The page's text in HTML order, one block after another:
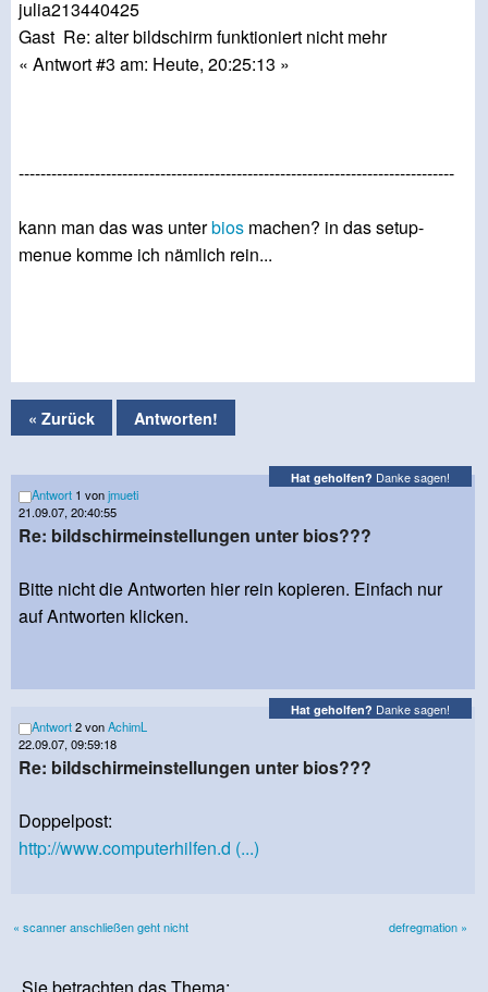
julia213440425
Gast Re: alter bildschirm funktioniert nicht mehr
« Antwort #3 am: Heute, 20:25:13 »
--------------------------------------------------------------------------------
kann man das was unterbios machen? in das setup-
menue komme ich nämlich rein...
« Zurück Antworten!
Hat geholfen? Danke sagen!
Antwort 1 vonjmueti
21.09.07, 20:40:55
Re: bildschirmeinstellungen unter bios???
Bitte nicht die Antworten hier rein kopieren. Einfach nur
auf Antworten klicken.
Hat geholfen? Danke sagen!
Antwort2 vonAchimL
22.09.07, 09:59:18
Re: bildschirmeinstellungen unter bios???
Doppelpost:
http://www.computerhilfen.d (...)
« scanner anschließen geht nicht defregmation »